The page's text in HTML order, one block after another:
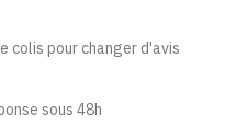
colis pour changer d'avis
sous 48h